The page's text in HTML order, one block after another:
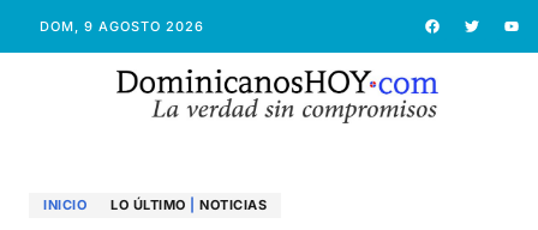
DOM, 9 AGOSTO 2026
INICIO LO ÚLTIMO NOTICIAS